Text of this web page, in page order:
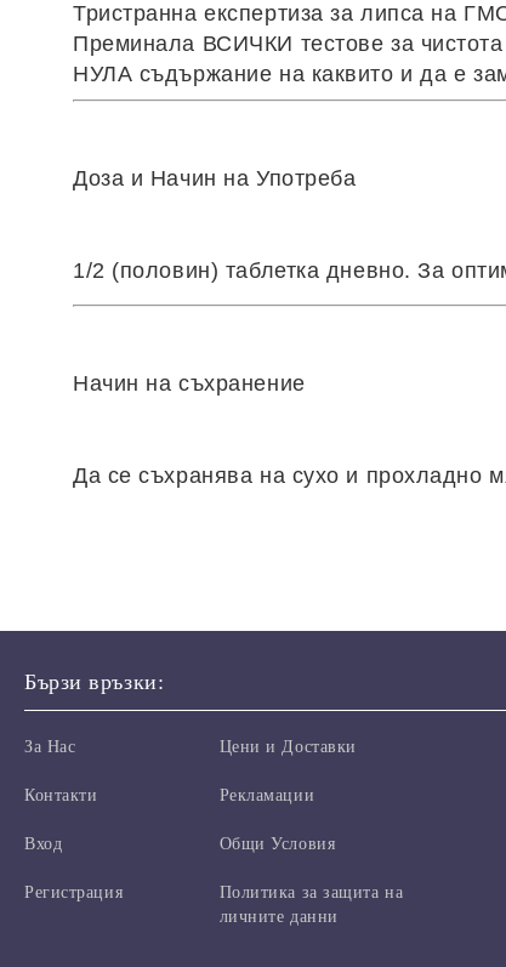
Тристранна експертиза за липса на
Преминала ВСИЧКИ тестове за
НУЛА съдържание на каквито и да е
Доза и Начин на Употреба
1/2 (половин) таблетка дневно. За
Начин на съхранение
Да се съхранява на сухо и прохладно
Бързи връзки:
За Нас
Контакти
Вход
Регистрация
Цени и Доставки
Рекламации
Общи Условия
Политика за защита на
личните данни